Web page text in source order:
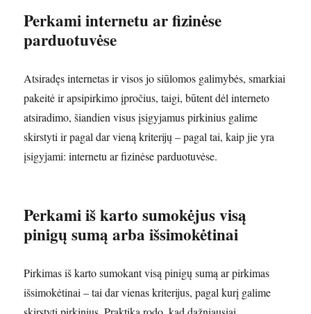
Perkami internetu ar fizinėse
parduotuvėse
Atsiradęs internetas ir visos jo siūlomos galimybės, smarkiai
pakeitė ir apsipirkimo įpročius, taigi, būtent dėl interneto
atsiradimo, šiandien visus įsigyjamus pirkinius galime
skirstyti ir pagal dar vieną kriterijų – pagal tai, kaip jie yra
įsigyjami: internetu ar fizinėse parduotuvėse.
Perkami iš karto sumokėjus visą
pinigų sumą arba išsimokėtinai
Pirkimas iš karto sumokant visą pinigų sumą ar pirkimas
išsimokėtinai – tai dar vienas kriterijus, pagal kurį galime